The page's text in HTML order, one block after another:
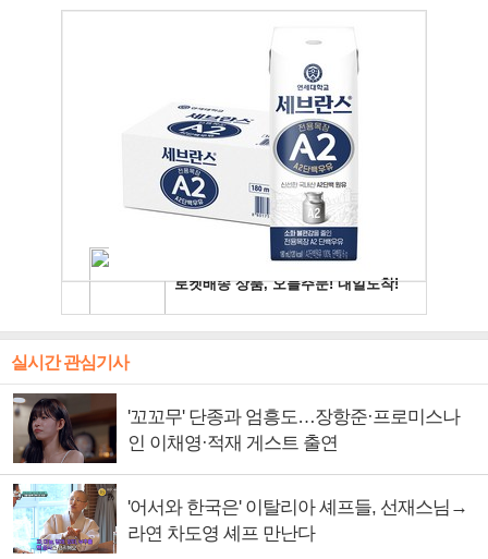
실시간 관심기사
'꼬꼬무' 단종과 엄흥도…장항준·프로미스나
인 이채영·적재 게스트 출연
'어서와 한국은' 이탈리아 셰프들, 선재스님→
라연 차도영 셰프 만난다